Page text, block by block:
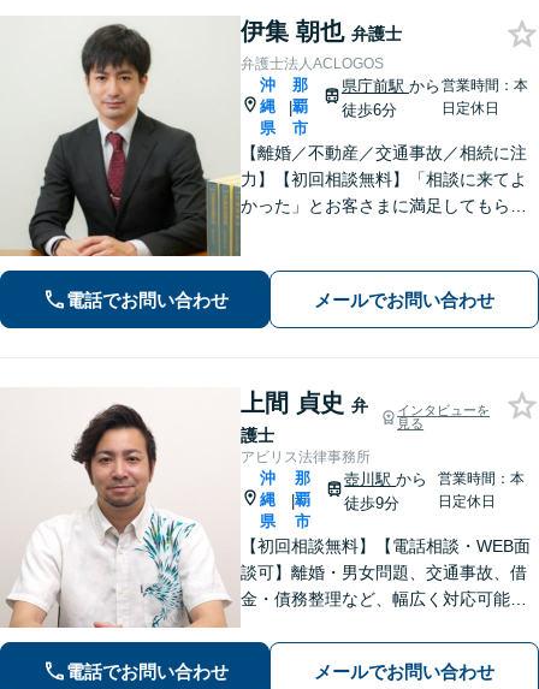
伊集 朝也 弁護士
弁護士法人ACLOGOS
沖
縄
県
|
那
覇
市
県庁前駅 から
徒歩6分
営業時間：本
日定休日
【離婚／不動産／交通事故／相続に注
力】【初回相談無料】「相談に来てよ
かった」とお客さまに満足してもらう
く、丁寧なヒアリングで皆様のお気持
ちに寄り添います。
電話でお問い合わせ メールでお問い合わせ
上間 貞史 弁
護士
インタビューを
見る
アビリス法律事務所
沖
縄
県
|
那
覇
市
壺川駅から
徒歩9分
営業時間：本
日定休日
【初回相談無料】【電話相談・WEB面
談可】離婚・男女問題、交通事故、借
金・債務整理など、幅広く対応可能で
談しやすい対応体制を整備していま
す。抱えているお悩みを解決いたしま
電話でお問い合わせ メールでお問い合わせ